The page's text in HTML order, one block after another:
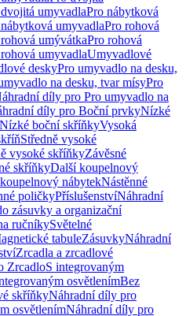
umyvadlaPro nábytková
umyvadlaPro rohová
umývátkaPro rohová
umyvadlaUmyvadlové
deskyPro umyvadlo na desku,
na desku, tvar mísyPro
díly pro Pro umyvadlo na
díly pro Boční prvkyNízké
boční skříňkyVysoká
Středně vysoké
vysoké skříňkyZávěsné
skříňkyDalší koupelnový
nábytekNástěnné
poličkyPříslušenstvíNáhradní
zásuvky a organizační
ručníkySvětelné
tabuleZásuvkyNáhradní
Zrcadla a zrcadlové
ZrcadloS integrovaným
osvětlenímBez
skříňkyNáhradní díly pro
osvětlenímNáhradní díly pro